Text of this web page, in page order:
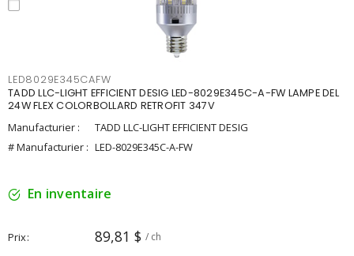
LED8029E345CAFW
TADD LLC-LIGHT EFFICIENT DESIG LED-8029E345C-A-FW LAMPE DEL
24W FLEX COLORBOLLARD RETROFIT 347V
Manufacturier :
TADD LLC-LIGHT EFFICIENT DESIG
# Manufacturier : LED-8029E345C-A-FW
En inventaire
Prix 89,81 $ / ch